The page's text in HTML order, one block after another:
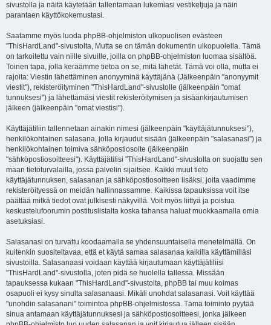
sivustolla ja näitä käytetään tallentamaan lukemiasi vestiketjuja ja näin
parantaen käyttökokemustasi.
Saatamme myös luoda phpBB-ohjelmiston ulkopuolisen evästeen
"ThisHardLand"-sivustolta, Mutta se on tämän dokumentin ulkopuolella. Tämä
on tarkoitettu vain niille sivuille, joilla on phpBB-ohjelmiston luomaa sisältöä.
Toinen tapa, jolla keräämme tietoa on se, mitä lähetät. Tämä voi olla, mutta ei
rajoita: Viestin lähettäminen anonyyminä käyttäjänä (Jälkeenpäin "anonyymit
viestit"), rekisteröityminen "ThisHardLand"-sivustolle (jälkeenpäin "omat
tunnuksesi") ja lähettämäsi viestit rekisteröitymisen ja sisäänkirjautumisen
jälkeen (jälkeenpäin "omat viestisi").
Käyttäjätiliin tallennetaan ainakin nimesi (jälkeenpäin "käyttäjätunnuksesi"),
henkilökohtainen salasana, jolla kirjaudut sisään (jälkeenpäin "salasanasi") ja
henkilökohtainen toimiva sähköpostiosoite (jälkeenpäin
"sähköpostiosoitteesi"). Käyttäjätilisi "ThisHardLand"-sivustolla on suojattu sen
maan tietoturvalailla, jossa palvelin sijaitsee. Kaikki muut tieto
käyttäjätunnuksen, salasanan ja sähköpostiosoitteen lisäksi, joita vaadimme
rekisteröityessä on meidän hallinnassamme. Kaikissa tapauksissa voit itse
päättää mitkä tiedot ovat julkisesti näkyvillä. Voit myös liittyä ja poistua
keskustelufoorumin postituslistalta koska tahansa haluat muokkaamalla omia
asetuksiasi.
Salasanasi on turvattu koodaamalla se yhdensuuntaisella menetelmällä. On
kuitenkin suositeltavaa, että et käytä samaa salasanaa kaikilla käyttämilläsi
sivustoilla. Salasanaasi voidaan käyttää kirjautumaan käyttäjätiliisi
"ThisHardLand"-sivustolla, joten pidä se huolella tallessa. Missään
tapauksessa kukaan "ThisHardLand"-sivustolta, phpBB tai muu kolmas
osapuoli ei kysy sinulta salasanaasi. Mikäli unohdat salasanasi. Voit käyttää
"unohdin salasanani" toimintoa phpBB-ohjelmistossa. Tämä toiminto pyytää
sinua antamaan käyttäjätunnuksesi ja sähköpostiosoitteesi, jonka jälkeen